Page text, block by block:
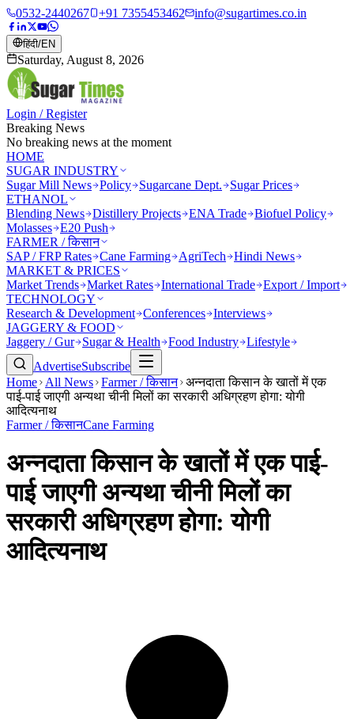
0532-2440267 +91 7355453462 info@sugartimes.co.in
हिंदी/EN
Saturday, August 8, 2026
Login / Register
Breaking News
No breaking news at the moment
HOME
SUGAR INDUSTRY
Sugar Mill News Policy Sugarcane Dept.
Sugar Prices
ETHANOL
Blending News Distillery Projects ENA Trade Biofuel Policy
Molasses E20 Push
FARMER / किसान
SAP / FRP Rates Cane Farming AgriTech
Hindi News
MARKET & PRICES
Market Trends Market Rates International Trade Export / Import
TECHNOLOGY
Research & Development Conferences Interviews
JAGGERY & FOOD
Jaggery / Gur
Sugar & Health Food Industry Lifestyle
AdvertiseSubscribe
Home
All News Farmer / किसान अन्नदाता किसान के खातों में एक
पाई-पाई जाएगी अन्यथा चीनी मिलों का सरकारी अधिग्रहण होगा: योगी
आदित्यनाथ
Farmer / किसानCane Farming
अन्नदाता किसान के खातों में एक पाई-
पाई जाएगी अन्यथा चीनी मिलों का
सरकारी अधिग्रहण होगा: योगी
आदित्यनाथ